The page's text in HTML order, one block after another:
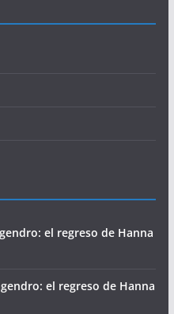
el regreso de Hanna
el regreso de Hanna